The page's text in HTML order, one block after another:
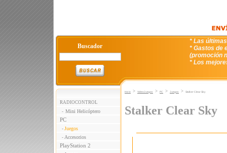
Buscador
* Las
* Gastos de
(promoción
* Los
RADIOCONTROL
- Mini Helicóptero
PC
- Juegos
- Accesorios
PlayStation 2
Inicio > VideoJuegos > PC > Juegos > Stalker Clear Sky
Stalker Clear Sky